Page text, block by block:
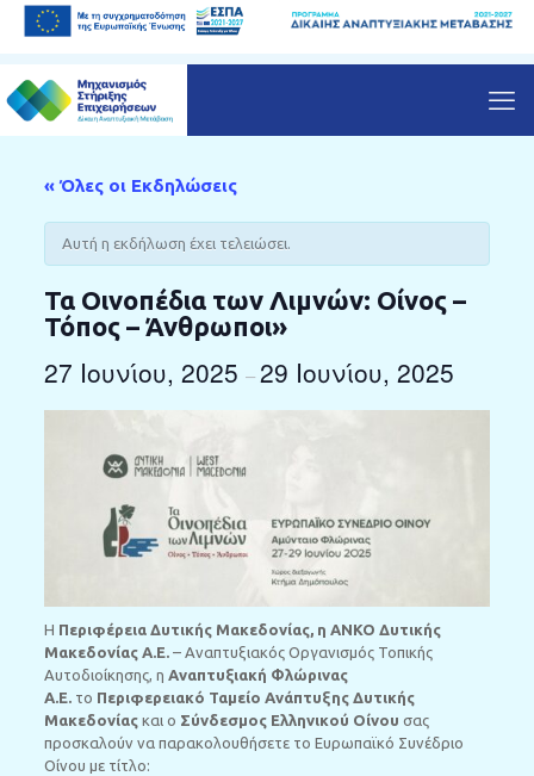
« Όλες οι Εκδηλώσεις
Αυτή η εκδήλωση έχει τελειώσει.
Τα Οινοπέδια των Λιμνών: Οίνος –
Τόπος – Άνθρωποι»
27 Ιουνίου, 2025 –29 Ιουνίου, 2025
Η Περιφέρεια Δυτικής Μακεδονίας, η ΑΝΚΟ Δυτικής
Μακεδονίας Α.Ε.– Αναπτυξιακός Οργανισμός Τοπικής
Αυτοδιοίκησης, η Αναπτυξιακή Φλώρινας
Α.Ε.το Περιφερειακό Ταμείο Ανάπτυξης Δυτικής
Μακεδονίαςκαι ο Σύνδεσμος Ελληνικού Οίνου σας
προσκαλούν να παρακολουθήσετε το Ευρωπαϊκό Συνέδριο
Οίνου με τίτλο: